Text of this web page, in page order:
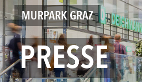
MURPARK GRAZ
PRESSE
Center-Management
Fotos Center
Gastronomie
Service
Logos